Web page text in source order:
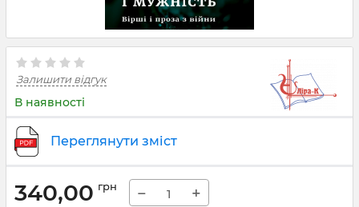
Залишити відгук
В наявності
Переглянути зміст
340,00 грн − +